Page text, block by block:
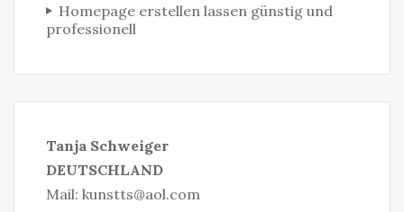
Homepage erstellen lassen günstig und
professionell
Tanja Schweiger
DEUTSCHLAND
Mail: kunstts@aol.com